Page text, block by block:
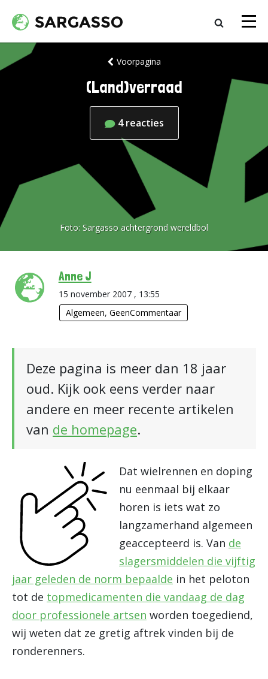
Voorpagina
(Land)verraad
4 reacties
Foto: Sargasso achtergrond wereldbol
Anne J
15 november 2007 , 13:55
Algemeen, GeenCommentaar
Deze pagina is meer dan 18 jaar
oud. Kijk ook eens verder naar
andere en meer recente artikelen
van de homepage.
Dat wielrennen en doping
nu eenmaal bij elkaar
horen is iets wat zo
langzamerhand algemeen
geaccepteerd is. Van de
slagersmiddelen die vijftig
jaar geleden de norm bepaalde in het peloton
tot de topmedicamenten die vandaag de dag
door professionele artsen worden toegediend,
wij weten dat ze gretig aftrek vinden bij de
ronderenners.